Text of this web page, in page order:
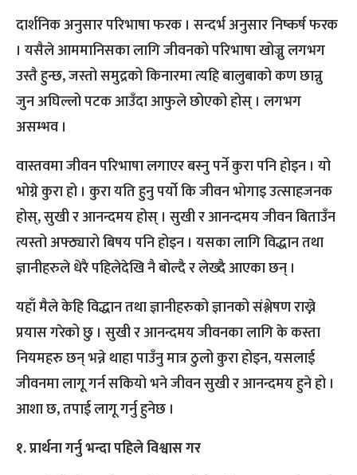
दार्शनिक अनुसार परिभाषा फरक । सन्दर्भ अनुसार निष्कर्ष फरक
। यसैले आममानिसका लागि जीवनको परिभाषा खोज्नु लगभग
उस्तै हुन्छ, जस्तो समुद्रको किनारमा त्यहि बालुबाको कण छान्नु
जुन अघिल्लो पटक आउँदा आफुले छोएको होस् । लगभग
असम्भव ।
वास्तवमा जीवन परिभाषा लगाएर बस्नु पर्ने कुरा पनि होइन । यो
भोग्ने कुरा हो । कुरा यति हुनु पर्यो कि जीवन भोगाइ उत्साहजनक
होस्, सुखी र आनन्दमय होस् । सुखी र आनन्दमय जीवन बिताउँन
त्यस्तो अफ्ठ्यारो बिषय पनि होइन । यसका लागि विद्धान तथा
ज्ञानीहरुले धेरै पहिलेदेखि नै बोल्दै र लेख्दै आएका छन् ।
यहाँ मैले केहि विद्धान तथा ज्ञानीहरुको ज्ञानको संश्लेषण राख्ने
प्रयास गरेको छु । सुखी र आनन्दमय जीवनका लागि के कस्ता
नियमहरु छन् भन्ने थाहा पाउँनु मात्र ठुलो कुरा होइन, यसलाई
जीवनमा लागू गर्न सकियो भने जीवन सुखी र आनन्दमय हुने हो ।
आशा छ, तपाई लागू गर्नु हुनेछ ।
१. प्रार्थना गर्नु भन्दा पहिले विश्वास गर